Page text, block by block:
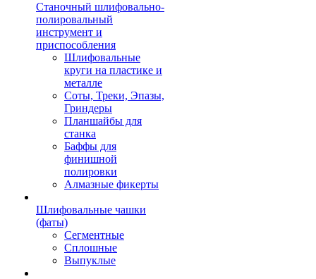
Станочный шлифовально-
полировальный
инструмент и
приспособления
Шлифовальные
круги на пластике и
металле
Соты, Треки, Эпазы,
Гриндеры
Планшайбы для
станка
Баффы для
финишной
полировки
Алмазные фикерты
Шлифовальные чашки
(фаты)
Сегментные
Сплошные
Выпуклые